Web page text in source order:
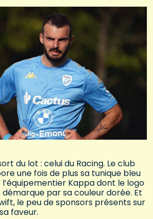
du lot : celui du Racing. Le club
une fois de plus sa tunique bleu
Kappa dont le logo
par sa couleur dorée. Et
le peu de sponsors présents sur
faveur.